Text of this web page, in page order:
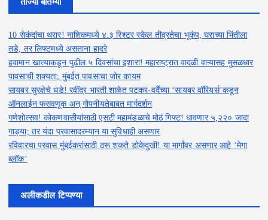
ताज्या बातम्या
10 सेकंदांचा थरार! नाशिकमध्ये ४.३ रिश्टर स्केल तीव्रतेचा भूकंप, घराच्या भिंतीला
तडे, तर लिफ्टमध्ये असताना हादरे
हवामान खात्याकडून पुढील ५ दिवसांचा इशारा! महाराष्ट्रात वादळी वाऱ्यासह मुसळधार
पावसाची शक्यता; मुंबईत पावसाचा जोर कायम
सायबर सुरक्षेचे धडे! रवींद्र भारती शाळेत पटकर-वर्दैच्या ‘सायबर वॉरियर्स’कडून
ऑनलाईन फसवणूक अन् गोपनीयतेबाबत मार्गदर्शन
गणेशोत्सव! कोकणवासीयांसाठी एसटी महामंडळाचे मोठं गिफ्ट! धावणार ५,२२० जादा
गाड्या; तर यंदा प्रवासादरम्यान या सुविधाही असणार
रविवारचा प्रवास मुंबईकरांसाठी ठरू शकते डोकेदुखी! या मार्गांवर असणार आहे ‘मेगा
ब्लॉक’
अलीकडील टिप्पण्या